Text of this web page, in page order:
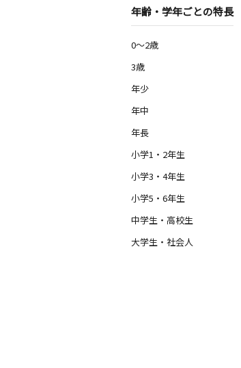
年齢・学年ごとの特長
0～2歳
3歳
年少
年中
年長
小学1・2年生
小学3・4年生
小学5・6年生
中学生・高校生
大学生・社会人